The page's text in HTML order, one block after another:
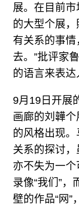
展。在目前
的大型个展
有关系的事
去。”批评家
的语言来表
9月19日开展
画廊的刘韡
的风格出现
关系的探讨，
亦不失为一
录像“我们”
壁的作品“网